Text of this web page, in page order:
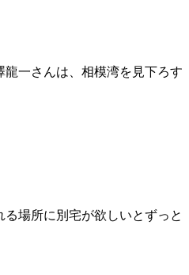
一さんは、相模湾を見下ろす
場所に別宅が欲しいとずっと